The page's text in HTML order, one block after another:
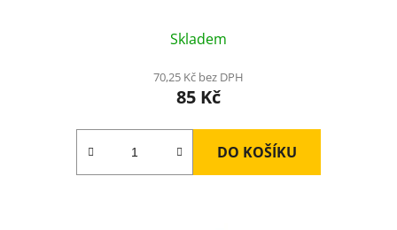
Skladem
70,25 Kč bez DPH
85 Kč
DO KOŠÍKU